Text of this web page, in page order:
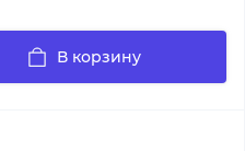
В корзину